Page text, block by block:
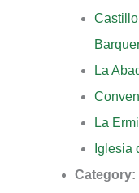
La
La
Iglesia
Category: